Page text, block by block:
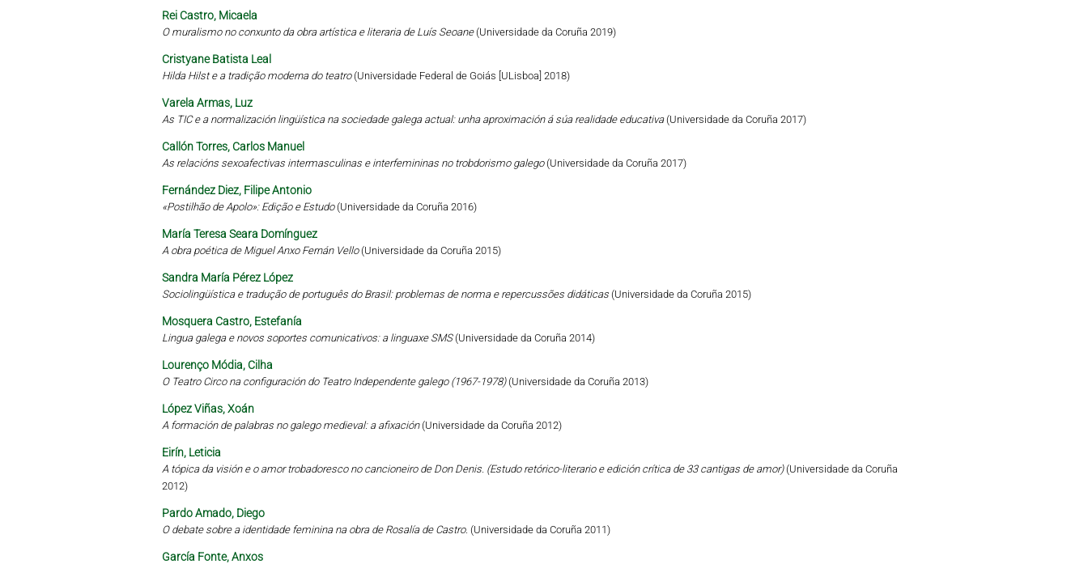
Rei Castro, Micaela
O muralismo no conxunto da obra artística e literaria de Luís Seoane(Universidade da Coruña 2019)
Cristyane Batista Leal
Hilda Hilst e a tradição moderna do teatro(Universidade Federal de Goiás [ULisboa] 2018)
Varela Armas, Luz
As TIC e a normalización lingüística na sociedade galega actual: unha aproximación á súa realidade educativa(Universidade da Coruña 2017)
Callón Torres, Carlos Manuel
As relacións sexoafectivas intermasculinas e interfemininas no trobdorismo galego(Universidade da Coruña 2017)
Fernández Diez, Filipe Antonio
«Postilhão de Apolo»: Edição e Estudo(Universidade da Coruña 2016)
María Teresa Seara Domínguez
A obra poética de Miguel Anxo Fernán Vello(Universidade da Coruña 2015)
Sandra María Pérez López
Sociolingüística e tradução de português do Brasil: problemas de norma e repercussões didáticas (Universidade da Coruña 2015)
Mosquera Castro, Estefanía
Lingua galega e novos soportes comunicativos: a linguaxe SMS(Universidade da Coruña 2014)
Lourenço Módia, Cilha
O Teatro Circo na configuración do Teatro Independente galego (1967-1978)(Universidade da Coruña 2013)
López Viñas, Xoán
A formación de palabras no galego medieval: a afixación(Universidade da Coruña 2012)
Eirín, Leticia
A tópica da visión e o amor trobadoresco no cancioneiro de Don Denis. (Estudo retórico-literario e edición crítica de 33 cantigas de amor)(Universidade da Coruña
2012)
Pardo Amado, Diego
O debate sobre a identidade feminina na obra de Rosalía de Castro. (Universidade da Coruña 2011)
García Fonte, Anxos